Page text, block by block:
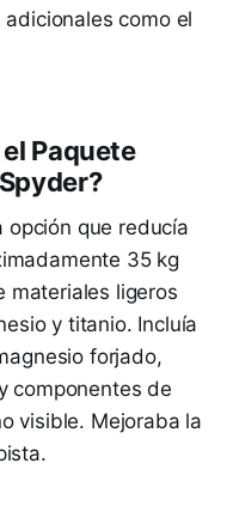
como el
Paquete
opción que reducía
35 kg
materiales ligeros
y titanio. Incluía
forjado,
componentes de
visible. Mejoraba la